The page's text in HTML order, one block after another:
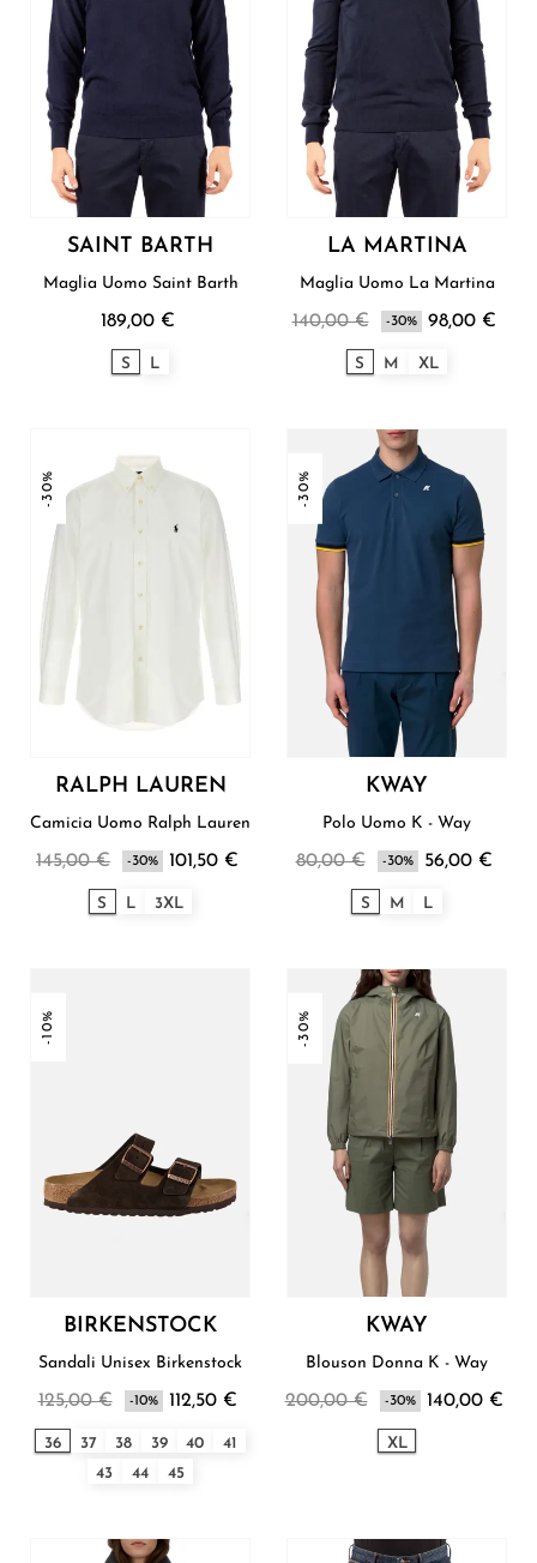
SAINT BARTH
Maglia Uomo Saint Barth
189,00 €
S L
LA MARTINA
Maglia Uomo La Martina
140,00 € -30% 98,00 €
S M XL
-30%
RALPH LAUREN
Camicia Uomo Ralph Lauren
145,00 € -30% 101,50 €
S L 3XL
-30%
KWAY
Polo Uomo K - Way
80,00 € -30% 56,00 €
S M L
-10%
BIRKENSTOCK
Sandali Unisex Birkenstock
125,00 € -10% 112,50 €
36 37 38 39 40
41
43
44 45
-30%
KWAY
Blouson Donna K - Way
200,00 € -30% 140,00 €
XL